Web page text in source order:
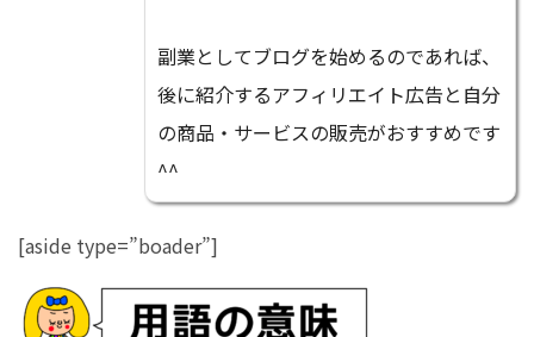
副業としてブログを始めるのであれば、
後に紹介するアフィリエイト広告と自分
の商品・サービスの販売がおすすめです
^^
[aside type=”boader”]